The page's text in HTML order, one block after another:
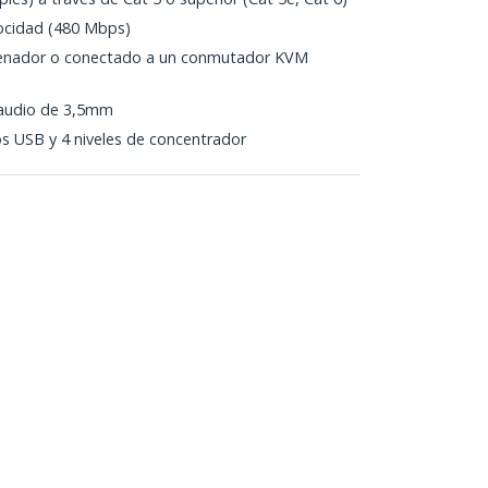
(480 Mbps)
o conectado a un conmutador KVM
de 3,5mm
USB y 4 niveles de concentrador